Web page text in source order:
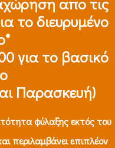
απο τις
το διευρυμένο
για το βασικό
Παρασκευή)
φύλαξης εκτός του
περιλαμβάνει επιπλέον